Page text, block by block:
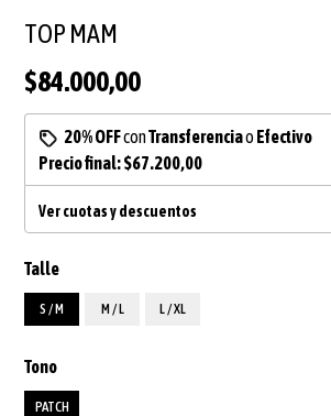
TOP MAM
$84.000,00
20% OFFconTransferenciaoEfectivo
Precio final:$67.200,00
Ver cuotas y descuentos
Talle
S / M M / L L / XL
Tono
PATCH